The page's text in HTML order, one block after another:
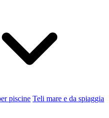
piscine Teli mare e da spiaggia